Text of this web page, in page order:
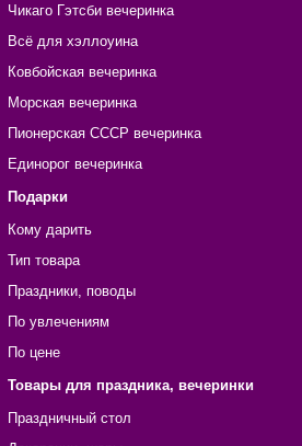
Чикаго Гэтсби вечеринка
Всё для хэллоуина
Ковбойская вечеринка
Морская вечеринка
Пионерская СССР вечеринка
Единорог вечеринка
Подарки
Кому дарить
Тип товара
Праздники, поводы
По увлечениям
По цене
Товары для праздника, вечеринки
Праздничный стол